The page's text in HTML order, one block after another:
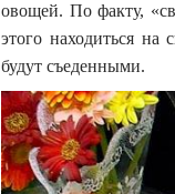
овощей. По факту,
этого находиться на
будут съеденными.